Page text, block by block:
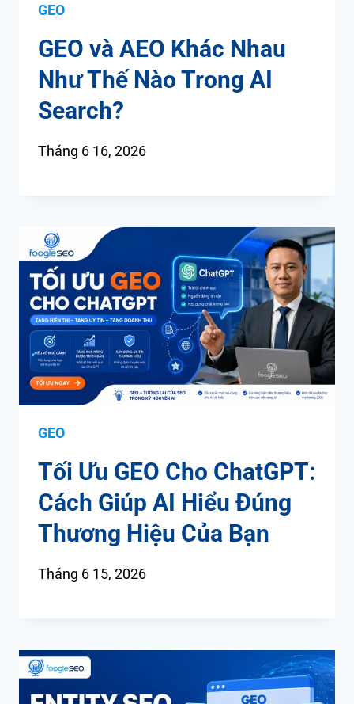
GEO
GEO và AEO Khác Nhau
Như Thế Nào Trong AI
Search?
Tháng 6 16, 2026
GEO
Tối Ưu GEO Cho ChatGPT:
Cách Giúp AI Hiểu Đúng
Thương Hiệu Của Bạn
Tháng 6 15, 2026